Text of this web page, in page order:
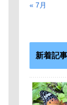
« 7月
新着記事